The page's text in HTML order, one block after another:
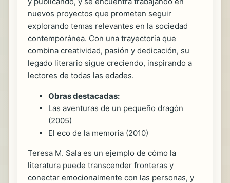
nuevos proyectos que prometen seguir
explorando temas relevantes en la sociedad
contemporánea. Con una trayectoria que
combina creatividad, pasión y dedicación, su
legado literario sigue creciendo, inspirando a
lectores de todas las edades.
Obras destacadas:
Las aventuras de un pequeño dragón
(2005)
El eco de la memoria (2010)
Teresa M. Sala es un ejemplo de cómo la
literatura puede transcender fronteras y
conectar emocionalmente con las personas, y